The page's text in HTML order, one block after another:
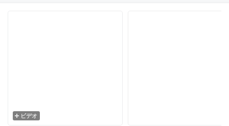
ビデオ